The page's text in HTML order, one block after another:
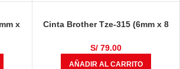
x
Cinta Brother Tze-315 (6mm x 8
S/ 79.00
AÑADIR AL CARRITO